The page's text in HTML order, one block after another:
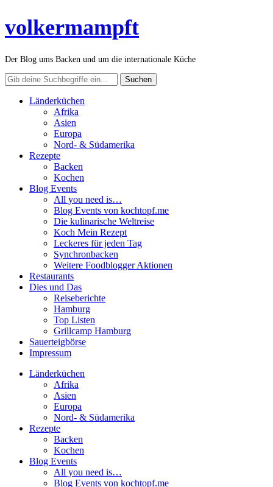
volkermampft
Der Blog ums Backen und um die internationale Küche
Länderküchen
Afrika
Asien
Europa
Nord- & Südamerika
Rezepte
Backen
Kochen
Blog Events
All you need is…
Blog Events von kochtopf.me
Die kulinarische Weltreise
Koch Mein Rezept
Leckeres für jeden Tag
Synchronbacken
Weitere Foodblogger Aktionen
Restaurants
Dies und Das
Reiseberichte
Hamburg
Top Listen
Grillcamp Hamburg
Sauerteigbörse
Impressum
Länderküchen
Afrika
Asien
Europa
Nord- & Südamerika
Rezepte
Backen
Kochen
Blog Events
All you need is…
Blog Events von kochtopf.me